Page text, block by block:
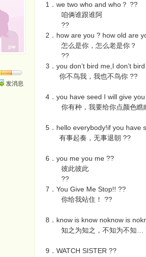
发消息
1．we two who and who？ ??
咱俩谁跟谁阿
??
2．how are you ? how old are
怎么是你，怎么老是你？
??
3．you don’t bird me,I don’t
你不鸟我，我也不鸟你 ??
4．you have seed I will give
你有种，我要给你点颜色瞧
5．hello everybody!if you have
有事起奏，无事退朝 ??
6．you me you me ??
彼此彼此
??
7．You Give Me Stop!! ??
你给我站住！ ??
8．know is know noknow is
知之为知之，不知为不知…
9．WATCH SISTER ??